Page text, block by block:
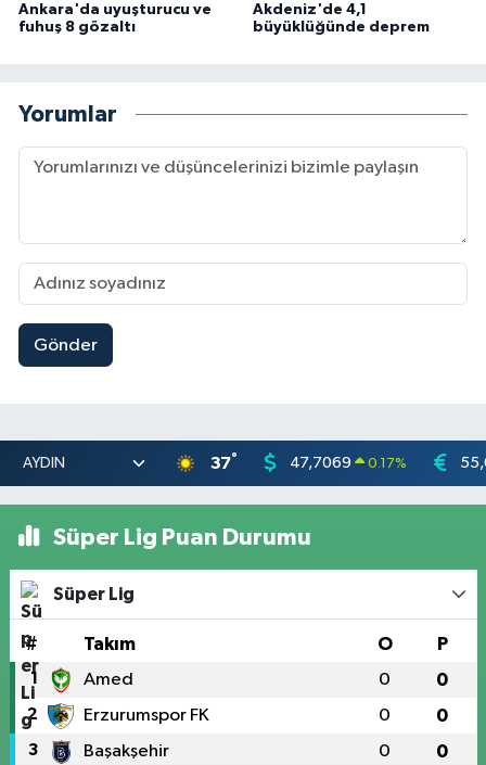
Ankara'da uyuşturucu ve
fuhuş 8 gözaltı
Akdeniz'de 4,1
büyüklüğünde deprem
Yorumlar
Gönder
37° 47,7069 0.17%
Süper Lig Puan Durumu
Süper Lig
# Takım O P
1 Amed 0 0
2 Erzurumspor FK 0 0
3 Başakşehir 0 0